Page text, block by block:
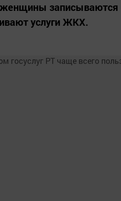
женщины записываются
услуги ЖКХ.